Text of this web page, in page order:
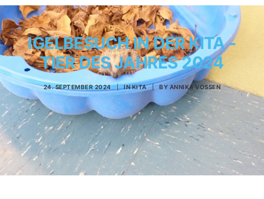
IGELBESUCH IN DER KITA -
TIER DES JAHRES 2024
24. SEPTEMBER 2024 | INKITA | BY ANNIKA VOSSEN